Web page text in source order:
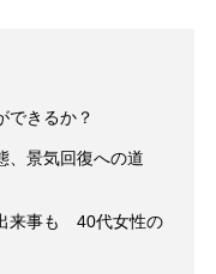
できるか？
、景気回復への道
来事も 40代女性の